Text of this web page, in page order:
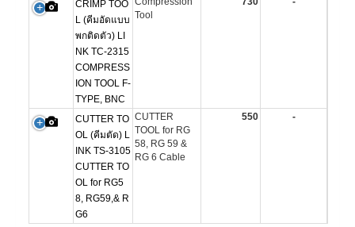
CRIMP TOO
L (คีมอัดแบบ
พกติดตัว) LI
NK TC-2315
COMPRESS
ION TOOL F-
TYPE, BNC
Tool
CUTTER TO
OL (คีมตัด) L
INK TS-3105
CUTTER TO
OL for RG5
8, RG59,& R
G6
CUTTER
TOOL for RG
58, RG 59 &
RG 6 Cable
550 -